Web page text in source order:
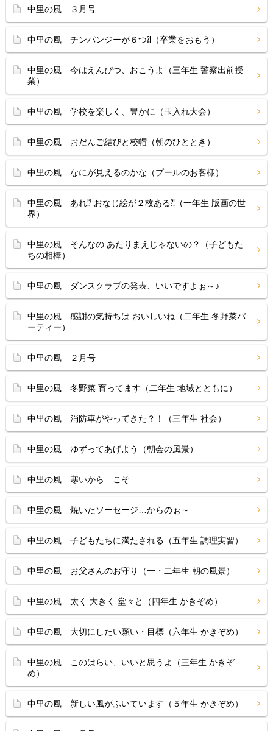
中里の風 ３月号
中里の風 チンパンジーが６つ⁈（卒業をおもう）
中里の風 今はえんぴつ、おこうよ（三年生 警察出前授
業）
中里の風 学校を楽しく、豊かに（玉入れ大会）
中里の風 おだんご結びと校帽（朝のひととき）
中里の風 なにが見えるのかな（プールのお客様）
中里の風 あれ⁉ おなじ絵が２枚ある⁈（一年生 版画の世
界）
中里の風 そんなの あたりまえじゃないの？（子どもた
ちの相棒）
中里の風 ダンスクラブの発表、いいですよぉ～♪
中里の風 感謝の気持ちは おいしいね（二年生 冬野菜パ
ーティー）
中里の風 ２月号
中里の風 冬野菜 育ってます（二年生 地域とともに）
中里の風 消防車がやってきた？！（三年生 社会）
中里の風 ゆずってあげよう（朝会の風景）
中里の風 寒いから…こそ
中里の風 焼いたソーセージ…からのぉ～
中里の風 子どもたちに満たされる（五年生 調理実習）
中里の風 お父さんのお守り（一・二年生 朝の風景）
中里の風 太く 大きく 堂々と（四年生 かきぞめ）
中里の風 大切にしたい願い・目標（六年生 かきぞめ）
中里の風 このはらい、いいと思うよ（三年生 かきぞ
め）
中里の風 新しい風がふいています（５年生 かきぞめ）